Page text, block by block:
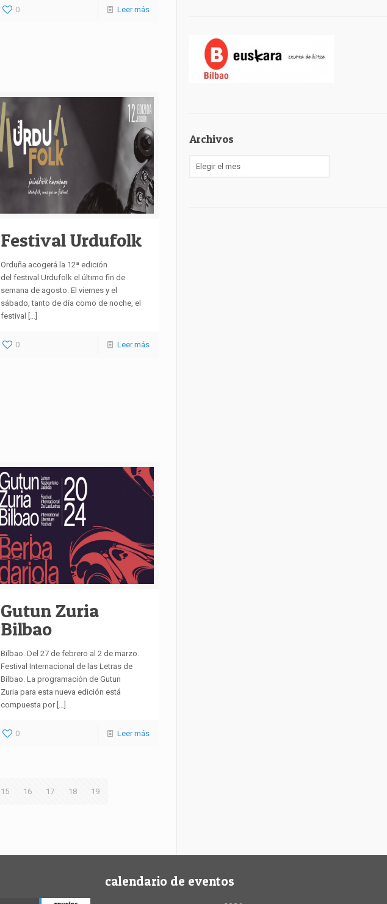
0 Leer más
Festival Urdufolk
Orduña acogerá la 12ª edición
del festival Urdufolk el último fin de
semana de agosto. El viernes y el
sábado, tanto de día como de noche, el
festival
[…]
0 Leer más
Gutun Zuria
Bilbao
Bilbao. Del 27 de febrero al 2 de marzo.
Festival Internacional de las Letras de
Bilbao. La programación de Gutun
Zuria para esta nueva edición está
compuesta por[…]
0 Leer más
15 16 17 18 19
Archivos
calendario de eventos